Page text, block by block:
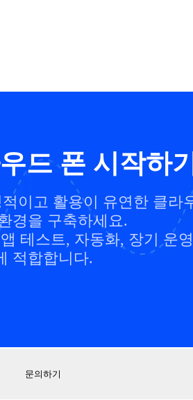
드 폰 시작하
이고 활용이 유연한 클라
경을 구축하세요.
테스트, 자동화, 장기 운영
적합합니다.
문의하기